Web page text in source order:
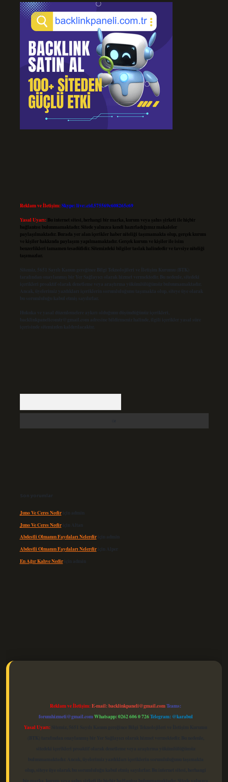
Reklam ve İletişim:Skype: live:.cid.575569c608265c69
Yasal Uyarı: Bu internet sitesi, herhangi bir marka, kurum veya şahıs şirketi ile hiçbir
bağlantısı bulunmamaktadır. Sitede yalnızca kendi hazırladığımız makaleler
paylaşılmaktadır. Burada yer alan içerikler haber niteliği taşımamakta olup, gerçek kurum
ve kişiler hakkında paylaşım yapılmamaktadır. Gerçek kurum ve kişiler ile isim
benzerlikleri tamamen tesadüfidir. Sitemizdeki bilgiler taslak halindedir ve tavsiye niteliği
taşımazlar.
Sitemiz, 5651 Sayılı Kanun gereğince Bilgi Teknolojileri ve İletişim Kurumu (BTK)
tarafından onaylanmış bir Yer Sağlayıcı olarak hizmet vermektedir. Bu nedenle, sitedeki
içerikleri proaktif olarak denetleme veya araştırma yükümlülüğümüz bulunmamaktadır.
Ancak, üyelerimiz yazdıkları içeriklerin sorumluluğunu taşımakta olup, siteye üye olarak
bu sorumluluğu kabul etmiş sayılırlar.
Hukuka ve yasal düzenlemelere aykırı olduğunu düşündüğünüz içerikleri,
backlinkpanelicomtr@gmail.com adresine bildirmeniz halinde, ilgili içerikler yasal süre
içerisinde sitemizden kaldırılacaktır.
Son yorumlar
Juno Ve Ceres Nediriçin admin
Juno Ve Ceres Nediriçin Altan
Abdestli Olmanın Faydaları Nelerdiriçin admin
Abdestli Olmanın Faydaları Nelerdiriçin Alper
En Ağır Kahve Nediriçin admin
Reklam ve İletişim:E-mail:backlinkpaneli@gmail.comTeams:
forumhizmeti@gmail.comWhatsapp: 0262 606 0 726Telegram: @karabul
Yasal Uyarı: